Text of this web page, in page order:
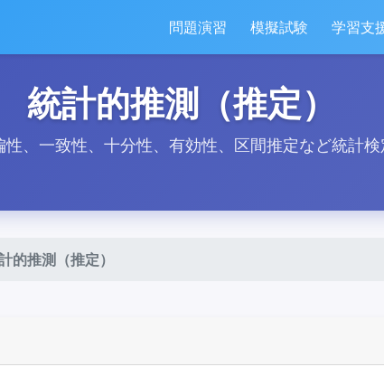
問題演習 模擬試験 学習支
統計的推測（推定）
、一致性、十分性、有効性、区間推定など統計
的推測（推定）